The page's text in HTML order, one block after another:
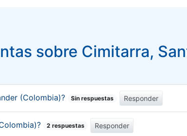
sobre Cimitarra,
(Colombia)? Sin respuestas Responder
2 respuestas Responder